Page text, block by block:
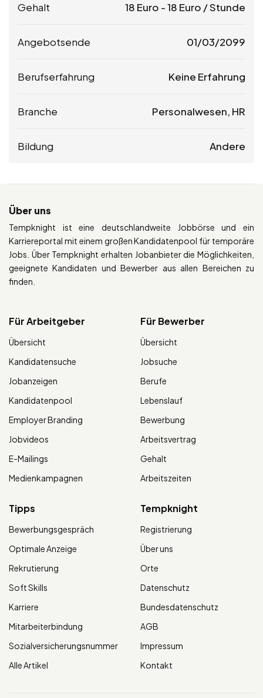
Gehalt 18 Euro -18 Euro / Stunde
Angebotsende 01/03/2099
Berufserfahrung Keine Erfahrung
Branche Personalwesen, HR
Bildung Andere
Über uns
Tempknight ist eine deutschlandweite Jobbörse und ein
Karriereportal mit einem großen Kandidatenpool für temporäre
Jobs. Über Tempknight erhalten Jobanbieter die Möglichkeiten,
geeignete Kandidaten und Bewerber aus allen Bereichen zu
finden.
Für Arbeitgeber
Übersicht
Kandidatensuche
Jobanzeigen
Kandidatenpool
Employer Branding
Jobvideos
E-Mailings
Medienkampagnen
Für Bewerber
Übersicht
Jobsuche
Berufe
Lebenslauf
Bewerbung
Arbeitsvertrag
Gehalt
Arbeitszeiten
Tipps
Bewerbungsgespräch
Optimale Anzeige
Rekrutierung
Soft Skills
Karriere
Mitarbeiterbindung
Sozialversicherungsnummer
Alle Artikel
Tempknight
Registrierung
Über uns
Orte
Datenschutz
Bundesdatenschutz
AGB
Impressum
Kontakt